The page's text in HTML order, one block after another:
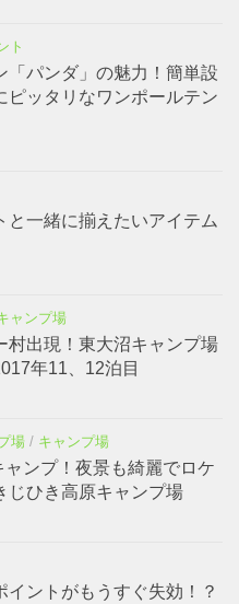
ト
「パンダ」の魅力！簡単設
ピッタリなワンポールテン
と一緒に揃えたいアイテム
ャンプ場
村出現！東大沼キャンプ場
年11、12泊目
場 / キャンプ場
ンプ！夜景も綺麗でロケ
じひき高原キャンプ場
イントがもうすぐ失効！？